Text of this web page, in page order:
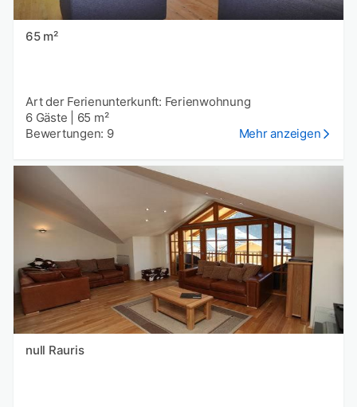
65 m²
Art der Ferienunterkunft: Ferienwohnung
6 Gäste
65 m²
Bewertungen: 9
Mehr anzeigen
null Rauris